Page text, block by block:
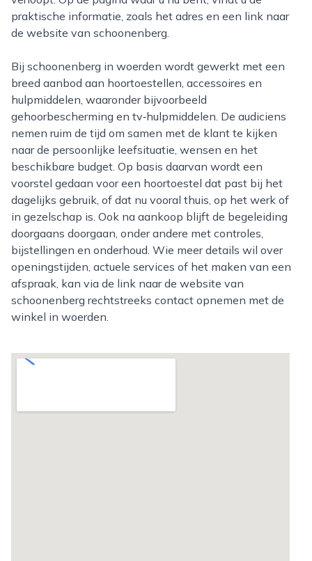
praktische informatie, zoals het adres en een link naar
de website van schoonenberg.
Bij schoonenberg in woerden wordt gewerkt met een
breed aanbod aan hoortoestellen, accessoires en
hulpmiddelen, waaronder bijvoorbeeld
gehoorbescherming en tv‑hulpmiddelen. De audiciens
nemen ruim de tijd om samen met de klant te kijken
naar de persoonlijke leefsituatie, wensen en het
beschikbare budget. Op basis daarvan wordt een
voorstel gedaan voor een hoortoestel dat past bij het
dagelijks gebruik, of dat nu vooral thuis, op het werk of
in gezelschap is. Ook na aankoop blijft de begeleiding
doorgaans doorgaan, onder andere met controles,
bijstellingen en onderhoud. Wie meer details wil over
openingstijden, actuele services of het maken van een
afspraak, kan via de link naar de website van
schoonenberg rechtstreeks contact opnemen met de
winkel in woerden.